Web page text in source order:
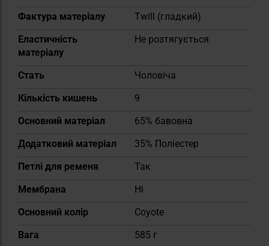
Фактура матеріалу
Twill (гладкий)
Еластичність
матеріалу
Не розтягується
Cтать
Чоловіча
Кількість кишень
9
Основний матеріал
65% бавовна
Додатковий матеріал
35% Поліестер
Петлі для ременя
Так
Мембрана
Ні
Основний колір
Coyote
Вага
585 г